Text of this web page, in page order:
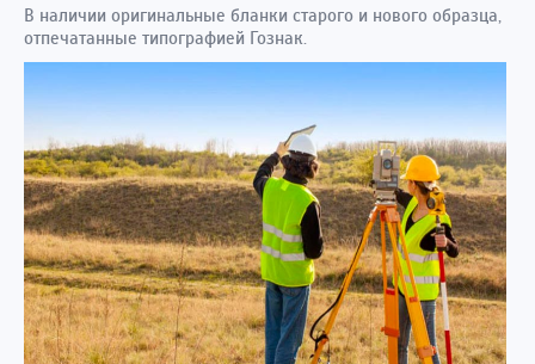
В наличии оригинальные бланки старого и нового образца,
отпечатанные типографией Гознак.